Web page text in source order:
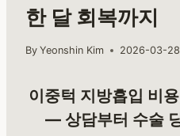
한 달 회복까지
By Yeonshin Kim 2026-03-28
이중턱 지방흡입 비
— 상담부터 수술